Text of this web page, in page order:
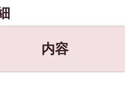
内容